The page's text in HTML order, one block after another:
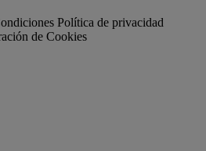
Política de privacidad
de Cookies